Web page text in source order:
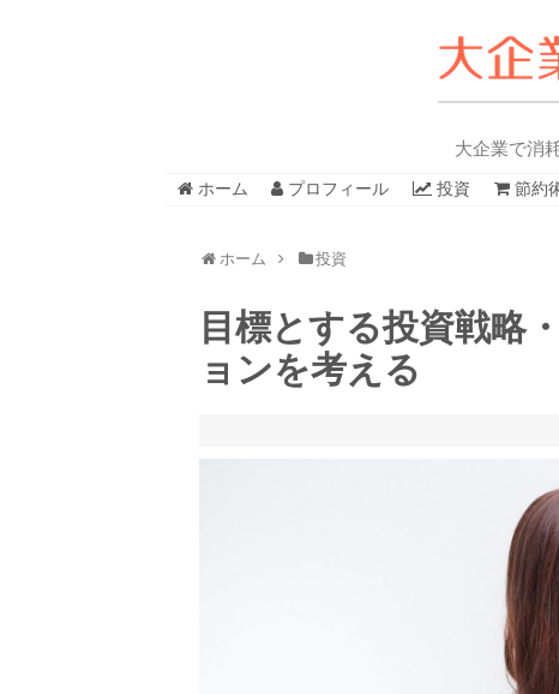
大企業で消
ホーム プロフィール 投資 節約
ホーム 投資
目標とする投資戦略
ョンを考える